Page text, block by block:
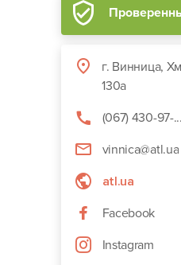
г. Винница,
130а
(067) 430-97-...
vinnica@atl.ua
atl.ua
Facebook
Instagram